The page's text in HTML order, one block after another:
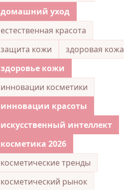
домашний уход
естественная красота
защита кожи
здоровая кожа
здоровье кожи
инновации косметики
инновации красоты
искусственный интеллект
косметика 2026
косметические тренды
косметический рынок